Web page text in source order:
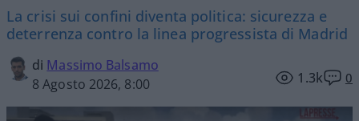
La crisi sui confini diventa politica: sicurezza e
deterrenza contro la linea progressista di Madrid
di Massimo Balsamo
8 Agosto 2026, 8:00
1.3k 0